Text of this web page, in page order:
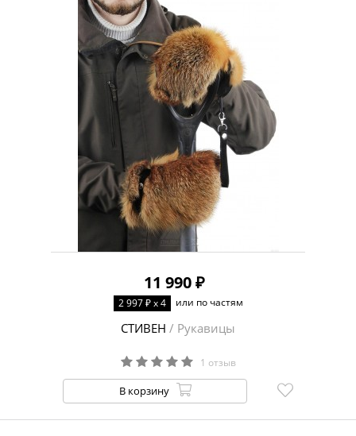
6 7 8
9
10
ЦВЕТ
ЦЕНА
до
11 990 ₽
2 997 ₽ x 4 или по частям
СТИВЕН / Рукавицы
1 отзыв
В корзину